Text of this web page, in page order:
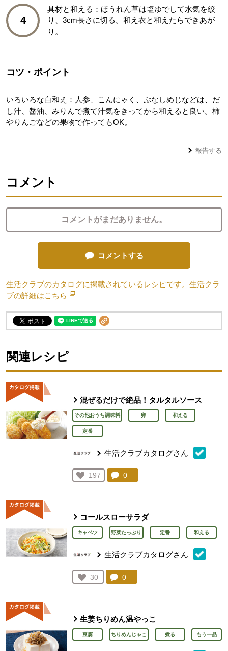
4
具材と和える：ほうれん草は塩ゆでして水気を絞
り、3cm長さに切る。和え衣と和えたらできあが
り。
コツ・ポイント
いろいろな白和え：人参、こんにゃく、ぶなしめじなどは、だ
し汁、醤油、みりんで煮て汁気をきってから和えると良い。柿
やりんごなどの果物で作ってもOK。
報告する
コメント
コメントがまだありません。
コメントする
生活クラブのカタログに掲載されているレシピです。生活クラ
ブの詳細はこちら 別のウィンドウで開きます。
関連レシピ
混ぜるだけで絶品！タルタルソース
その他おうち調味料 卵 和える
定番
生活クラブカタログさん
お気に入り登録：
197
人が登録
コメント：
0
コールスローサラダ
キャベツ 野菜たっぷり 定番 和える
生活クラブカタログさん
お気に入り登録：
30
人が登録
コメント：
0
生姜ちりめん温やっこ
豆腐 ちりめんじゃこ 煮る もう一品